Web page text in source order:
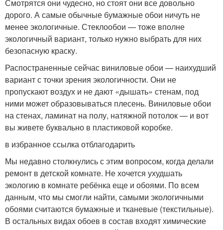
Смотрятся они чудесно, но стоят они все довольно
дорого. А самые обычные бумажные обои ничуть не
менее экологичные. Стеклообои — тоже вполне
экологичный вариант, только нужно выбрать для них
безопасную краску.
Распостраненные сейчас виниловые обои — наихудший
вариант с точки зрения экологичности. Они не
пропускают воздух и не дают «дышать» стенам, под
ними может образовываться плесень. Виниловые обои
на стенах, ламинат на полу, натяжной потолок — и вот
вы живете буквально в пластиковой коробке.
в избранное ссылка отблагодарить
Мы недавно столкнулись с этим вопросом, когда делали
ремонт в детской комнате. Не хочется ухудшать
экологию в комнате ребёнка еще и обоями. По всем
данным, что мы смогли найти, самыми экологичными
обоями считаются бумажные и тканевые (текстильные).
В остальных видах обоев в состав входят химические